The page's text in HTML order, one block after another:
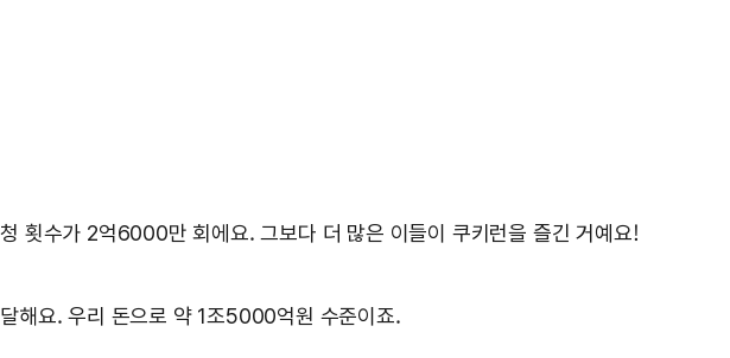
횟수가 2억6000만 회에요. 그보다 더 많은 이들이 쿠키런을 즐긴 거예요!
해요. 우리 돈으로 약 1조5000억원 수준이죠.